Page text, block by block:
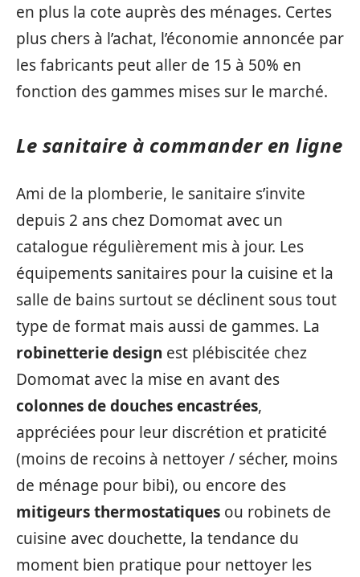
en plus la cote auprès des ménages. Certes
plus chers à l’achat, l’économie annoncée par
les fabricants peut aller de 15 à 50% en
fonction des gammes mises sur le marché.
Le sanitaire à commander en ligne
Ami de la plomberie, le sanitaire s’invite
depuis 2 ans chez Domomat avec un
catalogue régulièrement mis à jour. Les
équipements sanitaires pour la cuisine et la
salle de bains surtout se déclinent sous tout
type de format mais aussi de gammes. La
robinetterie design est plébiscitée chez
Domomat avec la mise en avant des
colonnes de douches encastrées,
appréciées pour leur discrétion et praticité
(moins de recoins à nettoyer / sécher, moins
de ménage pour bibi), ou encore des
mitigeurs thermostatiques ou robinets de
cuisine avec douchette, la tendance du
moment bien pratique pour nettoyer les